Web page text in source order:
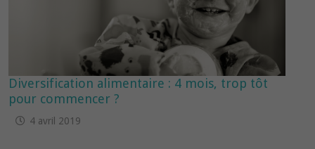
Diversification alimentaire : 4 mois, trop tôt
pour commencer ?
4 avril 2019